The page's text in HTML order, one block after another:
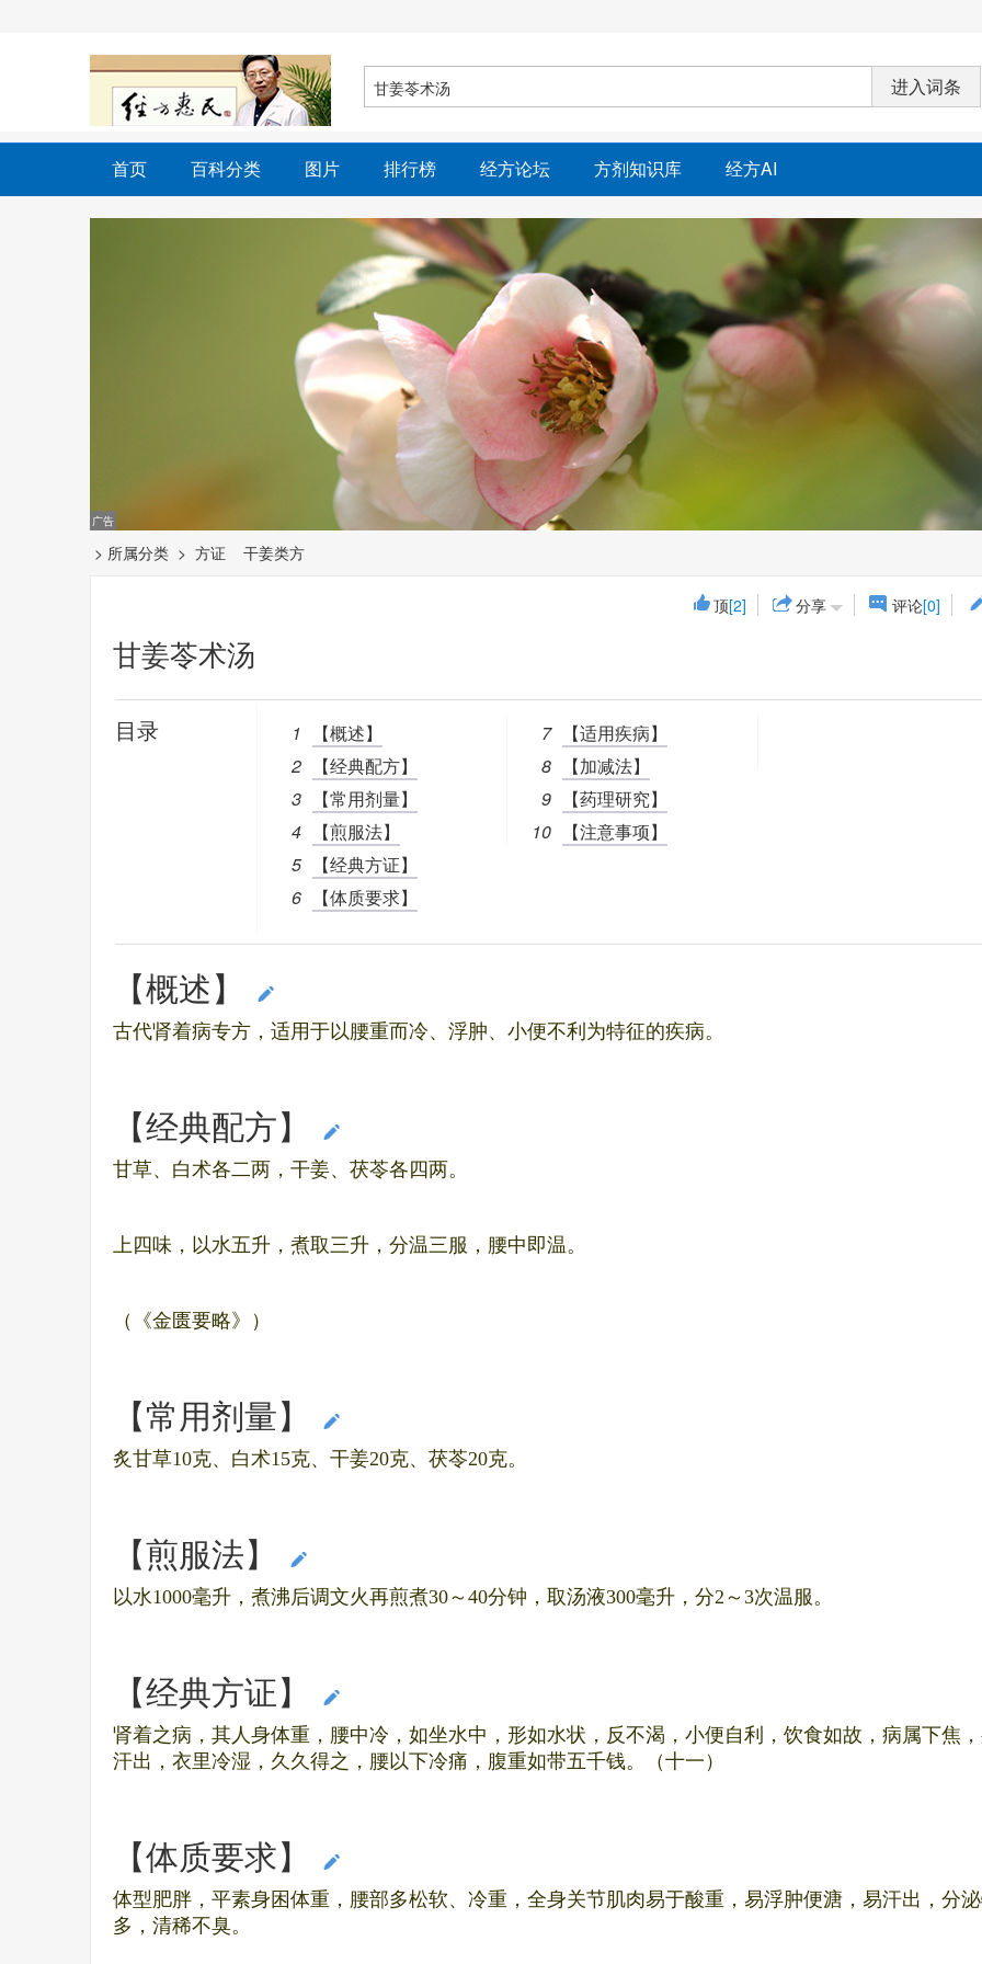
首页 百科分类 图片 排行榜 经方论坛 方剂知识库 经方AI
> 所属分类 > 方证 干姜类方
顶[2] 分享 评论[0]
甘姜苓术汤
目录 1
【概述】
2
【经典配方】
3
【常用剂量】
4
【煎服法】
5
【经典方证】
6
【体质要求】
7
【适用疾病】
8
【加减法】
9
【药理研究】
10
【注意事项】
【概述】
古代肾着病专方，适用于以腰重而冷、浮肿、小便不利为特征的疾病。
【经典配方】
甘草、白术各二两，干姜、茯苓各四两。
上四味，以水五升，煮取三升，分温三服，腰中即温。
（《金匮要略》）
【常用剂量】
炙甘草10克、白术15克、干姜20克、茯苓20克。
【煎服法】
以水1000毫升，煮沸后调文火再煎煮30～40分钟，取汤液300毫升，分2～3次温服。
【经典方证】
肾着之病，其人身体重，腰中冷，如坐水中，形如水状，反不渴，小便自利，饮食如故，病属下焦
汗出，衣里冷湿，久久得之，腰以下冷痛，腹重如带五千钱。（十一）
【体质要求】
体型肥胖，平素身困体重，腰部多松软、冷重，全身关节肌肉易于酸重，易浮肿便溏，易汗出，分
多，清稀不臭。